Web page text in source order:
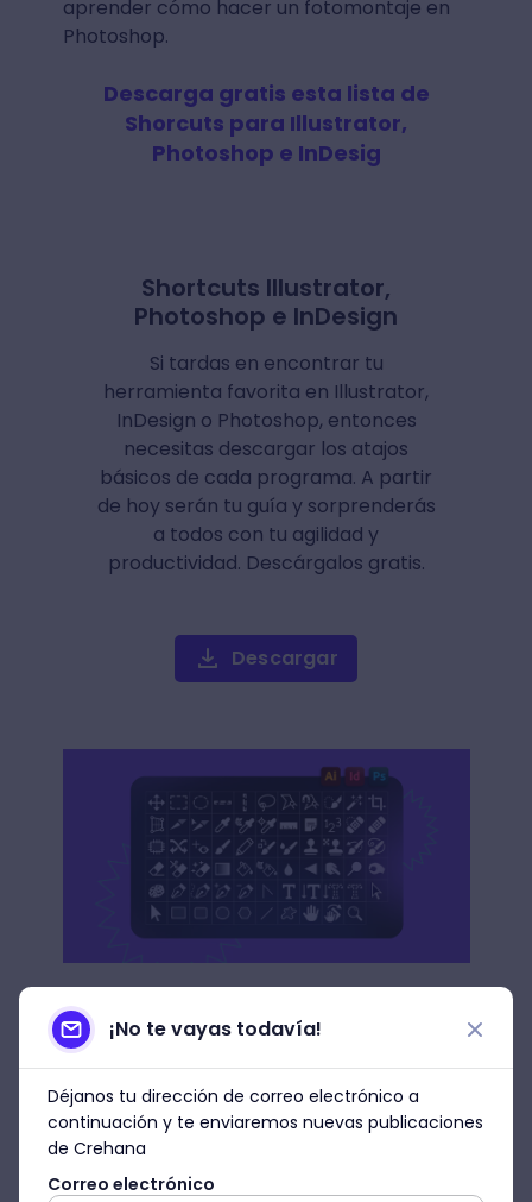
aprender cómo hacer un fotomontaje en
Photoshop.
Descarga gratis esta lista de
Shorcuts para Illustrator,
Photoshop e InDesig
Shortcuts Illustrator,
Photoshop e InDesign
Si tardas en encontrar tu
herramienta favorita en Illustrator,
InDesign o Photoshop, entonces
necesitas descargar los atajos
básicos de cada programa. A partir
de hoy serán tu guía y sorprenderás
a todos con tu agilidad y
productividad. Descárgalos gratis.
Descargar
Si quieres conocer más acerca de las
herramientas de selección en Photoshop y
su funcionamiento, te recomendamos que
visites lapágina de ayuda de Adobe
¡No te vayas todavía!
Déjanos tu dirección de correo electrónico a
continuación y te enviaremos nuevas publicaciones
de Crehana
Correo electrónico